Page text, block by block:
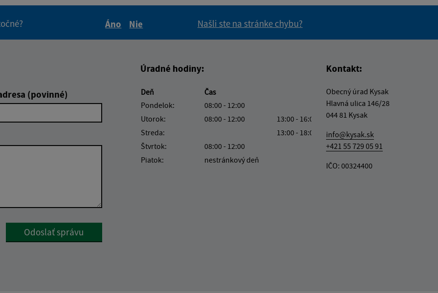
Áno
Nie
Našli ste na stránke chybu?
(povinné)
Google reCaptcha Response
Odoslať správu
Úradné hodiny:
Deň
Čas
Pondelok:
08:00 - 12:00
Utorok:
08:00 - 12:00
13:00 - 16:00
Streda:
13:00 - 18:00
Štvrtok:
08:00 - 12:00
Piatok:
nestránkový deň
Kontakt:
Obecný úrad Kysak
Hlavná ulica 146/28
044 81 Kysak
info@kysak.sk
+421 55 729 05 91
IČO: 00324400